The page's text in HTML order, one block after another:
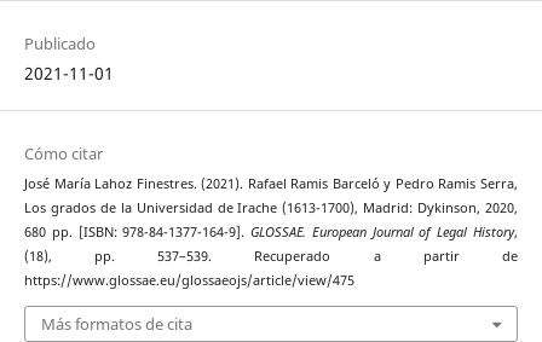
Publicado
2021-11-01
Cómo citar
José María Lahoz Finestres. (2021). Rafael Ramis Barceló y Pedro Ramis Serra,
Los grados de la Universidad de Irache (1613-1700), Madrid: Dykinson, 2020,
680 pp. [ISBN: 978-84-1377-164-9].GLOSSAE. European Journal of Legal History,
(18), pp. 537–539. Recuperado a partir de
https://www.glossae.eu/glossaeojs/article/view/475
Más formatos de cita